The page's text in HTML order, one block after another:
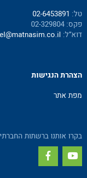
טל: 02-6453891
פקס: 02-329804
דוא”ל:
הצהרת הנגישות
מפת אתר
בקרו אותנו ברשתות